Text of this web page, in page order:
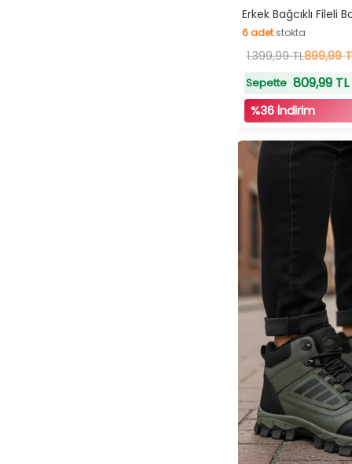
Erkek Bağcıklı Fileli
6adetstokta
6adetstokta
1.399,99 TL899,99
Sepette809,99 TL
%36 İndirim